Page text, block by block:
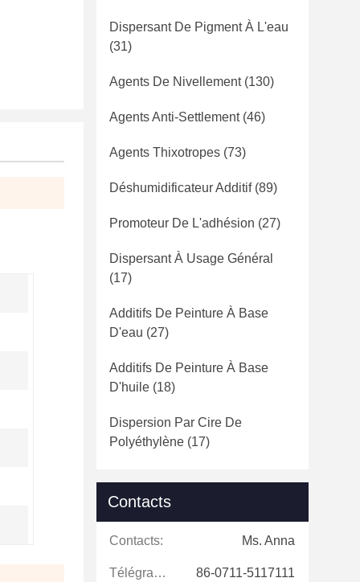
Dispersant De Pigment À L'eau
(31)
Agents De Nivellement(130)
Agents Anti-Settlement(46)
Agents Thixotropes (73)
Déshumidificateur Additif(89)
Promoteur De L'adhésion (27)
Dispersant À Usage Général
(17)
Additifs De Peinture À Base
D'eau (27)
Additifs De Peinture À Base
D'huile (18)
Dispersion Par Cire De
Polyéthylène (17)
Contacts
Contacts: Ms. Anna
Télégramme: 86-0711-5117111